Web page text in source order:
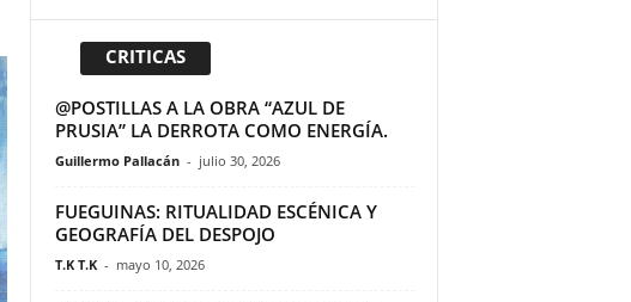
CRITICAS
@POSTILLAS A LA OBRA “AZUL DE
PRUSIA” LA DERROTA COMO ENERGÍA.
Guillermo Pallacán - julio 30, 2026
FUEGUINAS: RITUALIDAD ESCÉNICA Y
GEOGRAFÍA DEL DESPOJO
T.K T.K - mayo 10, 2026